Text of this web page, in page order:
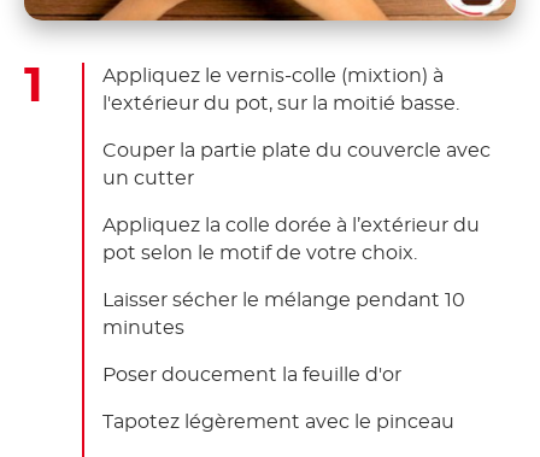
Appliquez le vernis-colle (mixtion) à
l'extérieur du pot, sur la moitié basse.
Couper la partie plate du couvercle avec
un cutter
Appliquez la colle dorée à l’extérieur du
pot selon le motif de votre choix.
Laisser sécher le mélange pendant 10
minutes
Poser doucement la feuille d'or
Tapotez légèrement avec le pinceau